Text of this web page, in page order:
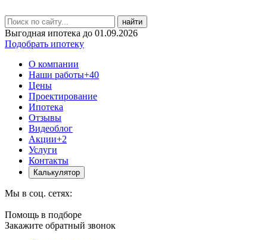
найти
Выгодная ипотека до 01.09.2026
Подобрать ипотеку
О компании
Наши работы+40
Цены
Проектирование
Ипотека
Отзывы
Видеоблог
Акции+2
Услуги
Контакты
Калькулятор
Мы в соц. сетях:
Помощь в подборе
Закажите обратный звонок